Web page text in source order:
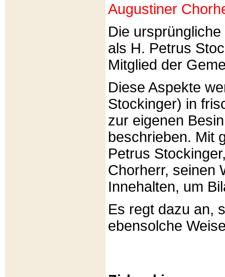
Augustiner
Die
als H. Petrus
Mitglied der
Diese Aspekte
Stockinger) in
zur eigenen
beschrieben. Mit
Petrus
Chorherr, seinen
Innehalten, um
Es regt dazu an,
ebensolche